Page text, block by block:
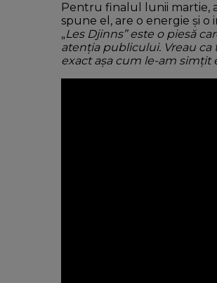
Pentru finalul lunii martie,
spune el, are o energie și o
„Les Djinns” este o piesă
atenția publicului. Vreau ca
exact așa cum le-am simțit